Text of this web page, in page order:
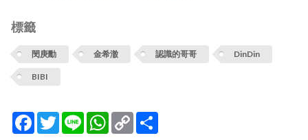
標籤
閔庚勳 金希澈 認識的哥哥 DinDin
BIBI
Facebook
TwitterLine WhatsApp
Copy
Link